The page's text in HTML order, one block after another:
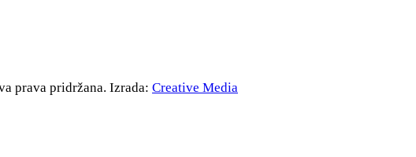
prava pridržana. Izrada: Creative Media